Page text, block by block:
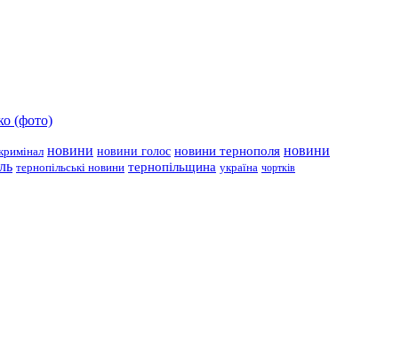
(фото)
новини новини голос новини тернополя новини
тернопільські новини тернопільщина україна чортків